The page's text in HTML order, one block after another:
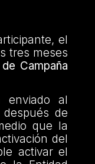
el
tres meses
Campaña
enviado al
de
que la
del
activar el